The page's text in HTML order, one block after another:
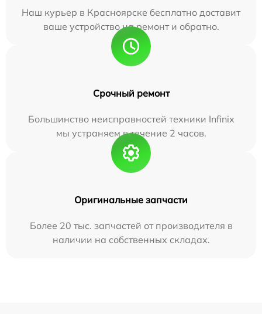
Наш курьер в Красноярске бесплатно доставит
ваше устройство на ремонт и обратно.
Срочный ремонт
Большинство неисправностей техники Infinix
мы устраняем в течение 2 часов.
Оригинальные запчасти
Более 20 тыс. запчастей от производителя в
наличии на собственных складах.